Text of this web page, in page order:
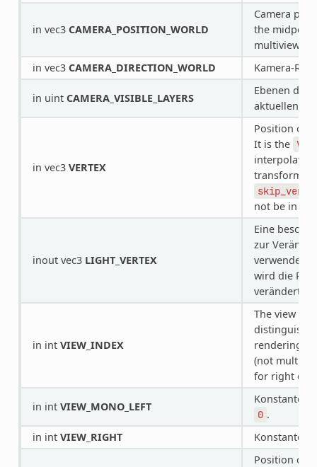
in vec3 CAMERA_POSITION_WORLD
Camera
the
multiview/
in vec3 CAMERA_DIRECTION_WORLD Kamera-
in uint CAMERA_VISIBLE_LAYERS
Ebenen der
aktuellen
in vec3 VERTEX
Position of
It is the
interpolated
transformed
not be in
inout vec3 LIGHT_VERTEX
Eine
zur
verwendet
wird die
verändert.
in int VIEW_INDEX
The view
distinguish
rendering.
(not
for right eye.
in int VIEW_MONO_LEFT
Konstante
0 .
in int VIEW_RIGHT Konstante
Position